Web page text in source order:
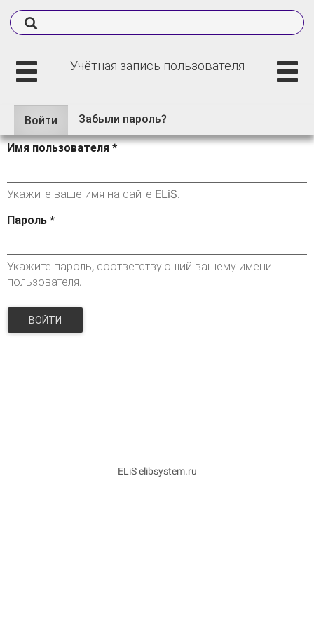
Учётная запись пользователя
Главные вкладки
Войти (активная
вкладка)
Забыли пароль?
Имя пользователя *
Укажите ваше имя на сайте ELiS.
Пароль *
Укажите пароль, соответствующий вашему имени
пользователя.
ВОЙТИ
ELiS elibsystem.ru